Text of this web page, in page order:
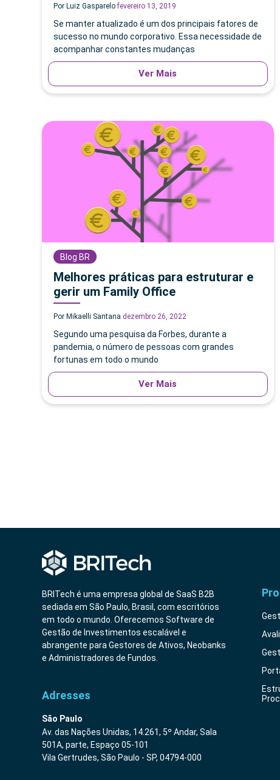
Por Luiz Gasparelofevereiro 13, 2019
Se manter atualizado é um dos principais fatores de
sucesso no mundo corporativo. Essa necessidade de
acompanhar constantes mudanças
Ver Mais
Blog BR
Melhores práticas para estruturar e
gerir um Family Office
Por Mikaelli Santana dezembro 26, 2022
Segundo uma pesquisa da Forbes, durante a
pandemia, o número de pessoas com grandes
fortunas em todo o mundo
Ver Mais
BRITech é uma empresa global de SaaS B2B
sediada em São Paulo, Brasil, com escritórios
em todo o mundo. Oferecemos Software de
Gestão de Investimentos escalável e
abrangente para Gestores de Ativos, Neobanks
e Administradores de Fundos.
Adresses
São Paulo
Av. das Nações Unidas, 14.261, 5º Andar, Sala
501A, parte, Espaço 05-101
Vila Gertrudes, São Paulo - SP, 04794-000